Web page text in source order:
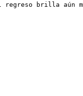
regreso brilla aún